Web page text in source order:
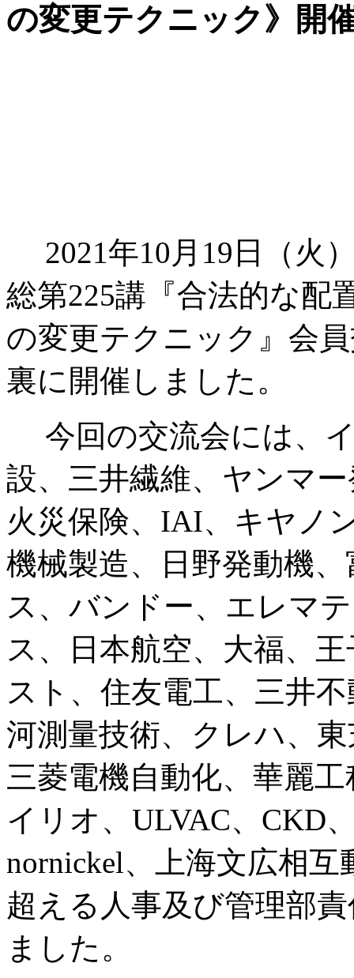
の変更テクニック》開
2021年10月19日（火
総第225講『合法的な配
の変更テクニック』会
裏に開催しました。
今回の交流会には、
設、三井繊維、ヤンマ
火災保険、IAI、キヤノ
機械製造、日野発動機
ス、バンドー、エレマ
ス、日本航空、大福、
スト、住友電工、三井
河測量技術、クレハ、
三菱電機自動化、華麗
イリオ、ULVAC、CKD
nornickel、上海文広相
超える人事及び管理部
ました。